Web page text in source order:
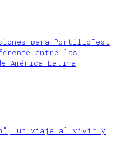
para PortilloFest
entre las
América Latina
un viaje al vivir y